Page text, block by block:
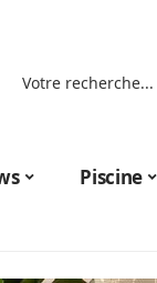
Piscine